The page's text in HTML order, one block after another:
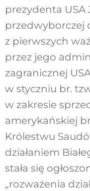
prezydenta USA
przedwyborczej
z pierwszych
przez jego
zagranicznej
w styczniu br.
w zakresie
amerykańskiej
Królestwu
działaniem
stała się
„rozważenia